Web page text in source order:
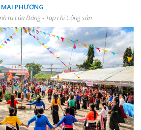
MAI PHƯƠNG
tụ của Đảng - Tạp chí Cộng sản